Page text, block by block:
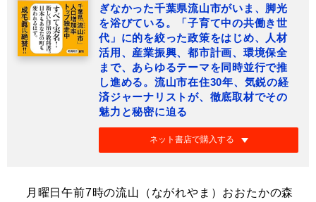
ぎなかった千葉県流山市がいま、脚光
を浴びている。「子育て中の共働き世
代」に的を絞った政策をはじめ、人材
活用、産業振興、都市計画、環境保全
まで、あらゆるテーマを同時並行で推
し進める。流山市在住30年、気鋭の経
済ジャーナリストが、徹底取材でその
魅力と秘密に迫る
ネット書店で購入する
月曜日午前7時の流山（ながれやま）おおたかの森